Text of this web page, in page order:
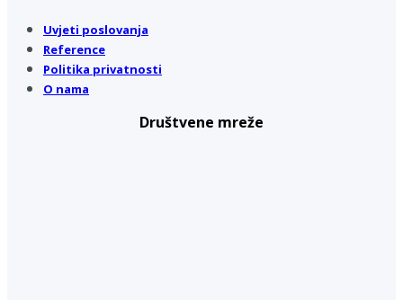
Uvjeti poslovanja
Reference
Politika privatnosti
O nama
Društvene mreže